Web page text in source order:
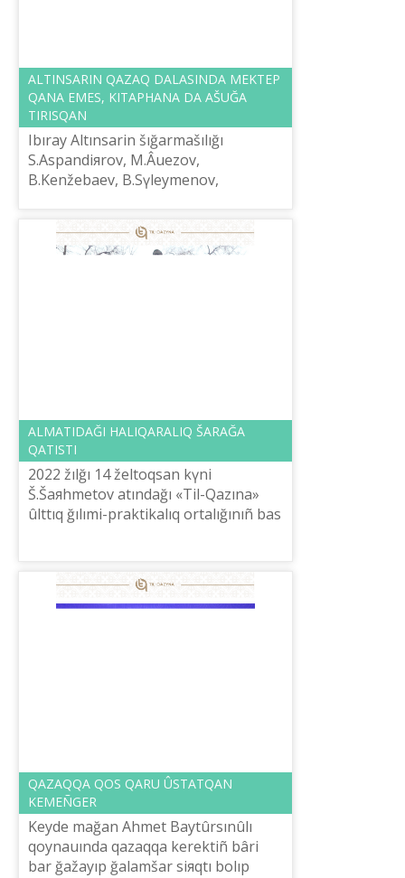
ALTINSARIN QAZAQ DALASINDA MEKTEP
QANA EMES, KІTAPHANA DA AŠUĞA
TIRISQAN
Ibıray Altınsarin šığarmašılığı
S.Aspandiяrov, M.Âuezov,
B.Kenžebaev, B.Sүleymenov,
zertteulerіnde žan-žaqtı zerdelenіp...
ALMATIDAĞI HALIQARALIQ ŠARAĞA
QATISTI
2022 žılğı 14 želtoqsan kүnі
Š.Šaяhmetov atındağı «Tіl-Qazına»
ûlttıq ğılımi-praktikalıq ortalığınıñ bas
QAZAQQA QOS QARU ÛSTATQAN
KEMEÑGER
Keyde mağan Ahmet Baytûrsınûlı
qoynauında qazaqqa kerektіñ bârі
bar ğažayıp ğalamšar siяqtı bolıp